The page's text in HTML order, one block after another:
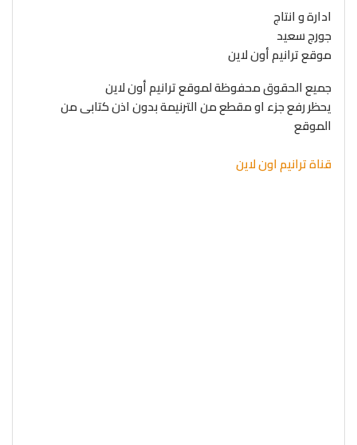
ادارة و انتاج
جورج سعيد
موقع ترانيم أون لاين
جميع الحقوق محفوظة لموقع ترانيم أون لاين
يحظر رفع جزء او مقطع من الترنيمة بدون اذن كتابى من
الموقع
قناة ترانيم اون لاين